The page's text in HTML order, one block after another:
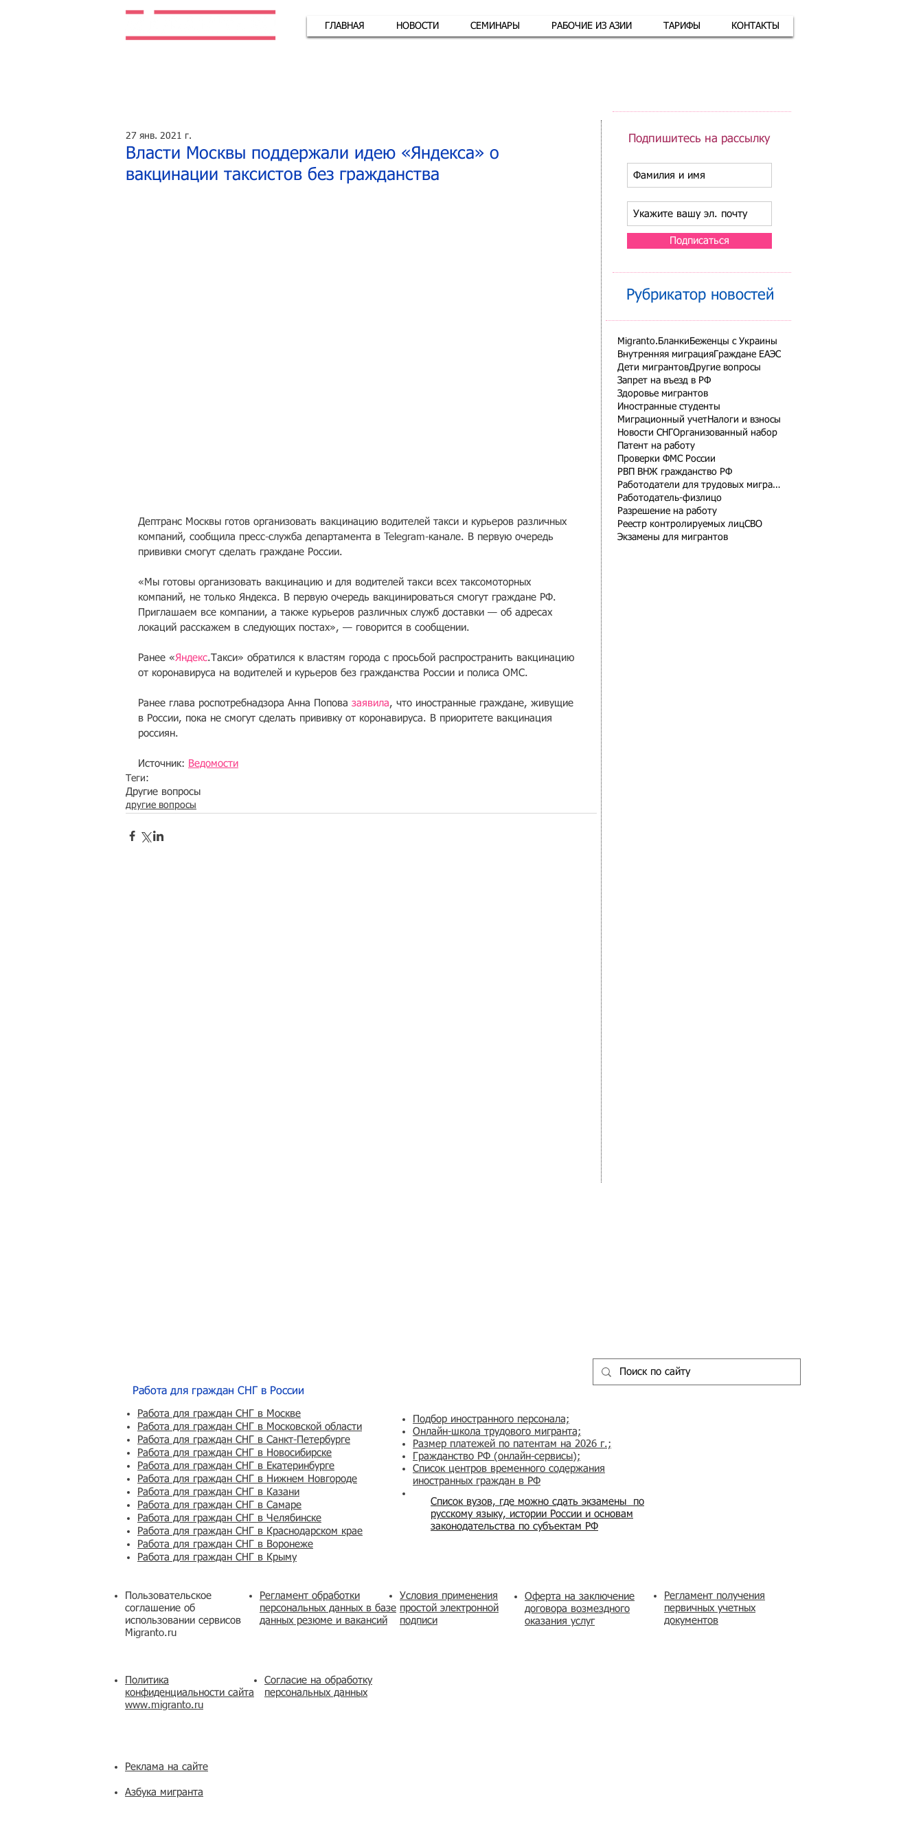
ГЛАВНАЯ НОВОСТИ СЕМИНАРЫ РАБОЧИЕ ИЗ АЗИИ ТАРИФЫ КОНТАКТЫ
Власти Москвы поддержали идею «Яндекса» о
вакцинации таксистов без гражданства
27 янв. 2021 г.
Дептранс Москвы готов организовать вакцинацию водителей такси и курьеров различных
компаний, сообщила пресс-служба департамента в Telegram-канале. В первую очередь
прививки смогут сделать граждане России.
«Мы готовы организовать вакцинацию и для водителей такси всех таксомоторных
компаний, не только Яндекса. В первую очередь вакцинироваться смогут граждане РФ.
Приглашаем все компании, а также курьеров различных служб доставки — об адресах
локаций расскажем в следующих постах», — говорится в сообщении.
Ранее «Яндекс.Такси» обратился к властям города с просьбой распространить вакцинацию
от коронавируса на водителей и курьеров без гражданства России и полиса ОМС.
Ранее глава роспотребнадзора Анна Попова заявила, что иностранные граждане, живущие
в России, пока не смогут сделать прививку от коронавируса. В приоритете вакцинация
россиян.
Источник: Ведомости
Теги:
Другие вопросы
другие вопросы
Подпишитесь на рассылку
Подписаться
Рубрикатор новостей
Migranto.Бланки Беженцы с Украины
Внутренняя миграция Граждане ЕАЭС
Дети мигрантовДругие вопросы
Запрет на въезд в РФ
Здоровье мигрантов
Иностранные студенты
Миграционный учетНалоги и взносы
Новости СНГ Организованный набор
Патент на работу
Проверки ФМС России
РВП ВНЖ гражданство РФ
Работодатели для трудовых мигрантов
Работодатель-физлицо
Разрешение на работу
Реестр контролируемых лицСВО
Экзамены для мигрантов
Работа для граждан СНГ в России
Работа для граждан СНГ в Москве
Работа для граждан СНГ в Московской области
Работа для граждан СНГ в Санкт-Петербурге
Работа для граждан СНГ в Новосибирске
Работа для граждан СНГ в Екатеринбурге
Работа для граждан СНГ в Нижнем Новгороде
Работа для граждан СНГ в Казани
Работа для граждан СНГ в Самаре
Работа для граждан СНГ в Челябинске
Работа для граждан СНГ в Краснодарском крае
Работа для граждан СНГ в Воронеже
Работа для граждан СНГ в Крыму
Пользовательское
соглашение об
использовании сервисов
Migranto.ru
Регламент обработки
персональных данных в базе
данных резюме и вакансий
Политика
конфиденциальности сайта
www.migranto.ru
Согласие на обработку
персональных данных
Реклама на сайте
Азбука мигранта
Список вузов, где можно сдать экзамены по
русскому языку, истории России и основам
законодательства по субъектам РФ
Подбор иностранного персонала;
Онлайн-школа трудового мигранта;
Размер платежей по патентам на 2026 г.;
Гражданство РФ (онлайн-сервисы);
Список центров временного содержания
иностранных граждан в РФ
Условия применения
простой электронной
подписи
​Оферта на заключение
договора возмездного
оказания услуг
Регламент получения
первичных учетных
документов